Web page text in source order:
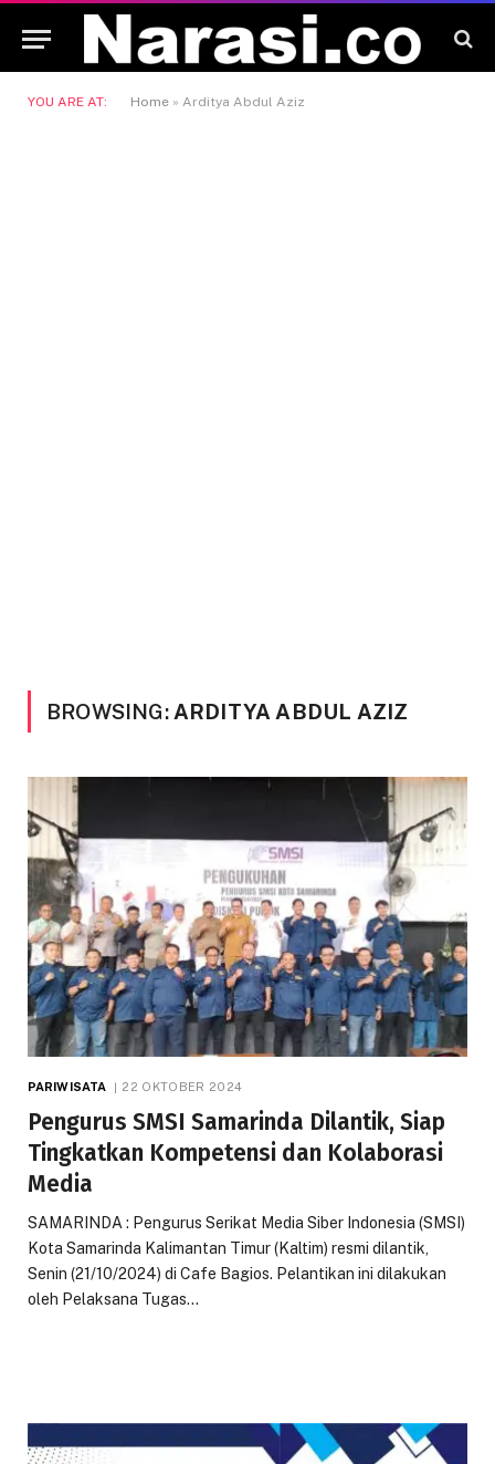
YOU ARE AT: Home » Arditya Abdul Aziz
BROWSING: ARDITYA ABDUL AZIZ
PARIWISATA 22 OKTOBER 2024
Pengurus SMSI Samarinda Dilantik, Siap
Tingkatkan Kompetensi dan Kolaborasi
Media
SAMARINDA : Pengurus Serikat Media Siber Indonesia (SMSI)
Kota Samarinda Kalimantan Timur (Kaltim) resmi dilantik,
Senin (21/10/2024) di Cafe Bagios. Pelantikan ini dilakukan
oleh Pelaksana Tugas…